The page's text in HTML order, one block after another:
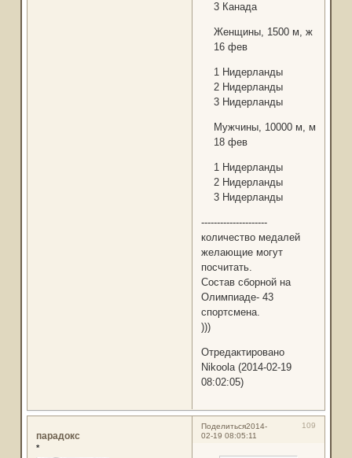
3 Канада
Женщины, 1500 м, ж
16 фев
1 Нидерланды
2 Нидерланды
3 Нидерланды
Мужчины, 10000 м, м
18 фев
1 Нидерланды
2 Нидерланды
3 Нидерланды
---------------------
количество медалей
желающие могут
посчитать.
Состав сборной на
Олимпиаде- 43
спортсмена.
)))
Отредактировано
Nikoola (2014-02-19
08:02:05)
Поделиться 109
2014-
02-19 08:05:11
парадокс
*